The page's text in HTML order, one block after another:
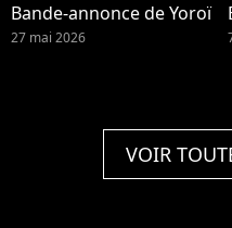
Bande-annonce de Yoroï
27 mai 2026
VOIR